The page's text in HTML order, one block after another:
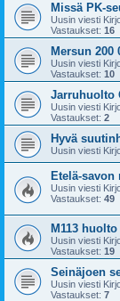
Missä PK-
Uusin viesti
Vastaukset: 16
Mersun 200
Uusin viesti
Vastaukset: 10
Jarruhuolto
Uusin viesti
Vastaukset: 2
Hyvä
Uusin viesti
Etelä-
Uusin viesti
Vastaukset: 49
M113 huolto
Uusin viesti
Vastaukset: 19
Seinäjoen
Uusin viesti
Vastaukset: 7